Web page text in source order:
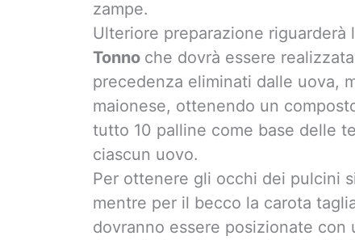
zampe.
Ulteriore preparazione riguarderà
Tonno che dovrà essere
precedenza eliminati dalle uova,
maionese, ottenendo un
tutto 10 palline come base delle
ciascun uovo.
Per ottenere gli occhi dei pulcini
mentre per il becco la carota
dovranno essere posizionate